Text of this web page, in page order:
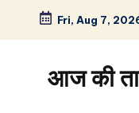
Skip
content
Fri, Aug 7,
आज की